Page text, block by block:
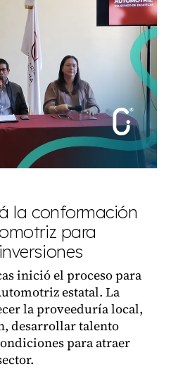
la conformación
para
inició el proceso para
estatal. La
la proveeduría local,
desarrollar talento
para atraer